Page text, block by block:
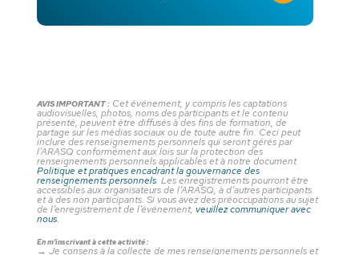
AVIS IMPORTANT : Cet événement, y compris les captations
audiovisuelles, photos, noms des participants et le contenu
présenté, peuvent être diffusés à des fins de formation, de
partage sur les médias sociaux ou de toute autre fin. Ceci peut
inclure des renseignements personnels qui seront gérés par
l’ARASQ conformément aux lois sur la protection des
renseignements personnels applicables et à notre document
Politique et pratiques encadrant la gouvernance des
renseignements personnels. Les enregistrements pourront être
accessibles aux organisateurs de l’ARASQ, à d’autres participants
et à des non participants. Si vous avez des préoccupations au sujet
de l’enregistrement de l’événement,veuillez communiquer avec
nous.
En m’inscrivant à cette activité :
→Je consens à la collecte de mes renseignements personnels et